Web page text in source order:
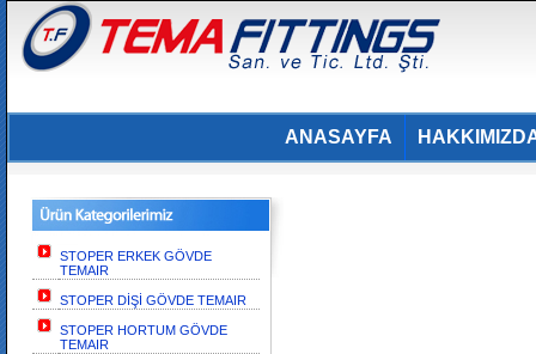
ANASAYFA
STOPER ERKEK GÖVDE
TEMAIR
STOPER DİŞİ GÖVDE TEMAIR
STOPER HORTUM GÖVDE
TEMAIR